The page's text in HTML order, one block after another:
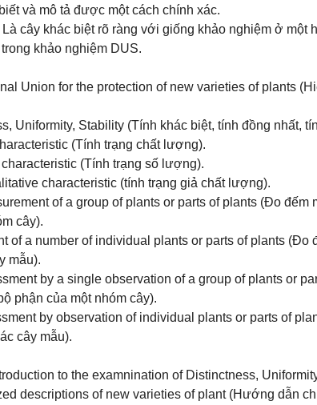
và mô tả được một cách chính xác.
Là cây khác biệt rõ ràng với giống khảo nghiệm ở một
khảo nghiệm DUS.
Union for the protection of new varieties of plants
Uniformity, Stability (Tính khác biệt, tính đồng nhất,
(Tính trạng chất lượng).
(Tính trạng số lượng).
characteristic (tính trạng giả chất lượng).
of a group of plants or parts of plants (Đo đếm
cây).
of a number of individual plants or parts of plants (Đo
mẫu).
by a single observation of a group of plants or
phận của một nhóm cây).
by observation of individual plants or parts of
cây mẫu).
to the examnination of Distinctness,
descriptions of new varieties of plant (Hướng dẫn